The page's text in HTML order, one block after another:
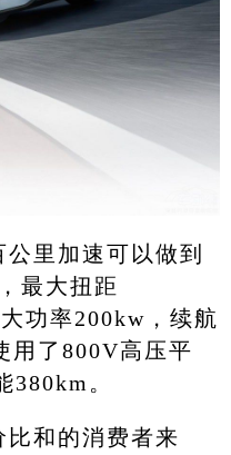
里加速可以做到
最大扭距
功率200kw，续航
用了800V高压平
380km。
比和的消费者来